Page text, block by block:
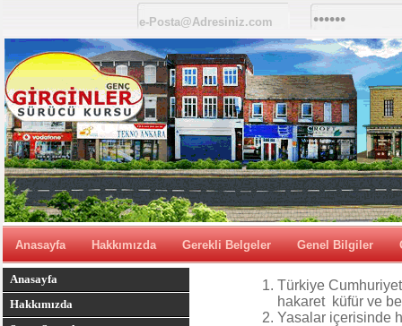
Anasayfa Hakkımızda Gerekli Belgeler Genel Bilgiler
Anasayfa
Hakkımızda
Türkiye
hakaret küfür ve
Yasalar içerisinde